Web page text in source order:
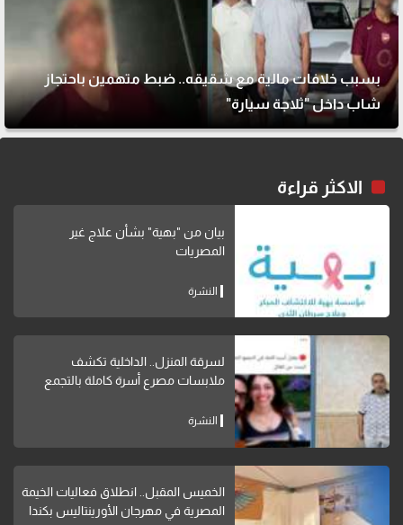
بسبب خلافات مالية مع شقيقه.. ضبط متهمين باحتجاز
شاب داخل "ثلاجة سيارة"
الاكثر قراءة
بيان من "بهية" بشأن علاج غير
المصريات
النشرة
لسرقة المنزل.. الداخلية تكشف
ملابسات مصرع أسرة كاملة بالتجمع
النشرة
الخميس المقبل.. انطلاق فعاليات الخيمة
المصرية في مهرجان الأورينتاليس بكندا